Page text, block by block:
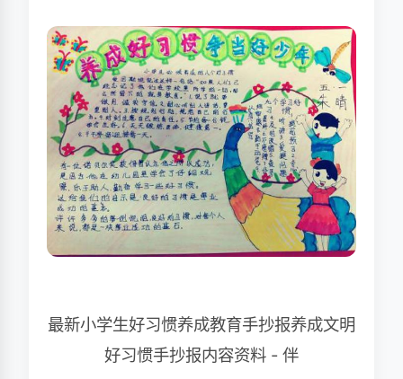
最新小学生好习惯养成教育手抄报养成文明
好习惯手抄报内容资料 - 伴